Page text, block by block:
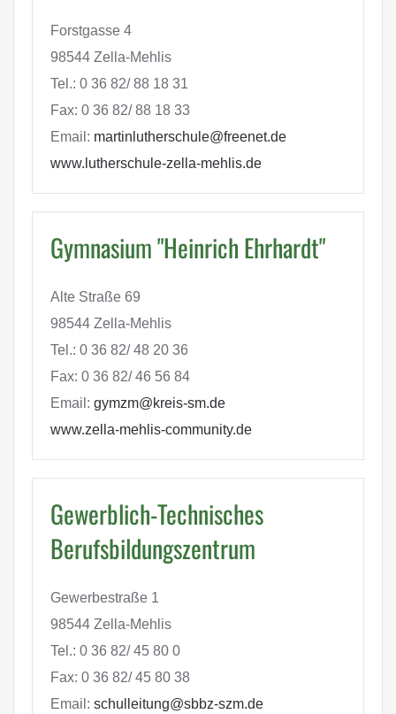
Forstgasse 4
98544 Zella-Mehlis
Tel.: 0 36 82/ 88 18 31
Fax: 0 36 82/ 88 18 33
Email: martinlutherschule@freenet.de
www.lutherschule-zella-mehlis.de
Gymnasium "Heinrich Ehrhardt"
Alte Straße 69
98544 Zella-Mehlis
Tel.: 0 36 82/ 48 20 36
Fax: 0 36 82/ 46 56 84
Email: gymzm@kreis-sm.de
www.zella-mehlis-community.de
Gewerblich-Technisches
Berufsbildungszentrum
Gewerbestraße 1
98544 Zella-Mehlis
Tel.: 0 36 82/ 45 80 0
Fax: 0 36 82/ 45 80 38
Email: schulleitung@sbbz-szm.de